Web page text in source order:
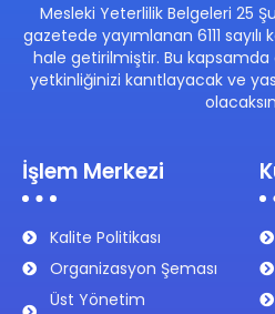
Mesleki Yeterlilik Belgeleri 25
gazetede yayımlanan 6111
hale getirilmiştir. Bu kapsamda
yetkinliğinizi kanıtlayacak ve
İşlem Merkezi
Kalite Politikası
Organizasyon Şeması
Üst Yönetim